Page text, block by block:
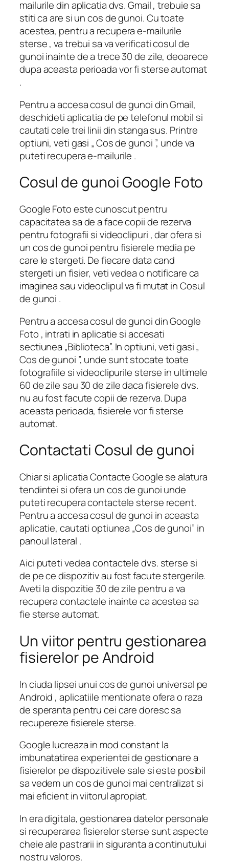
mailurile din aplicatia dvs. Gmail , trebuie sa
stiti ca are si un cos de gunoi. Cu toate
acestea, pentru a recupera e-mailurile
sterse , va trebui sa va verificati cosul de
gunoi inainte de a trece 30 de zile, deoarece
dupa aceasta perioada vor fi sterse automat
.
Pentru a accesa cosul de gunoi din Gmail,
deschideti aplicatia de pe telefonul mobil si
cautati cele trei linii din stanga sus. Printre
optiuni, veti gasi „ Cos de gunoi ”, unde va
puteti recupera e-mailurile .
Cosul de gunoi Google Foto
Google Foto este cunoscut pentru
capacitatea sa de a face copii de rezerva
pentru fotografii si videoclipuri , dar ofera si
un cos de gunoi pentru fisierele media pe
care le stergeti. De fiecare data cand
stergeti un fisier, veti vedea o notificare ca
imaginea sau videoclipul va fi mutat in Cosul
de gunoi .
Pentru a accesa cosul de gunoi din Google
Foto , intrati in aplicatie si accesati
sectiunea „Biblioteca”. In optiuni, veti gasi „
Cos de gunoi ”, unde sunt stocate toate
fotografiile si videoclipurile sterse in ultimele
60 de zile sau 30 de zile daca fisierele dvs.
nu au fost facute copii de rezerva. Dupa
aceasta perioada, fisierele vor fi sterse
automat.
Contactati Cosul de gunoi
Chiar si aplicatia Contacte Google se alatura
tendintei si ofera un cos de gunoi unde
puteti recupera contactele sterse recent.
Pentru a accesa cosul de gunoi in aceasta
aplicatie, cautati optiunea „Cos de gunoi” in
panoul lateral .
Aici puteti vedea contactele dvs. sterse si
de pe ce dispozitiv au fost facute stergerile.
Aveti la dispozitie 30 de zile pentru a va
recupera contactele inainte ca acestea sa
fie sterse automat.
Un viitor pentru gestionarea
fisierelor pe Android
In ciuda lipsei unui cos de gunoi universal pe
Android , aplicatiile mentionate ofera o raza
de speranta pentru cei care doresc sa
recupereze fisierele sterse.
Google lucreaza in mod constant la
imbunatatirea experientei de gestionare a
fisierelor pe dispozitivele sale si este posibil
sa vedem un cos de gunoi mai centralizat si
mai eficient in viitorul apropiat.
In era digitala, gestionarea datelor personale
si recuperarea fisierelor sterse sunt aspecte
cheie ale pastrarii in siguranta a continutului
nostru valoros.